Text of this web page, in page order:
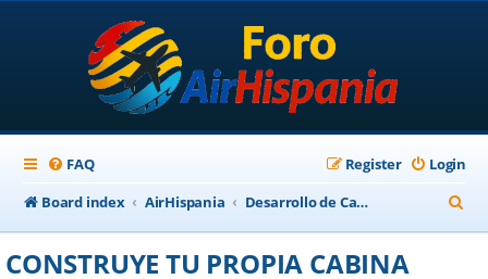
FAQ Login
Register
Board index
AirHispania Desarrollo de Cabinas y Paneles
e
CONSTRUYE TU PROPIA CABINA